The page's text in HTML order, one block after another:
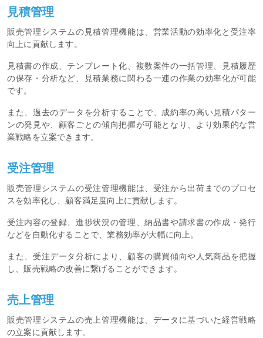
見積管理
販売管理システムの見積管理機能は、営業活動の効率化と受注率
向上に貢献します。
見積書の作成、テンプレート化、複数案件の一括管理、見積履歴
の保存・分析など、見積業務に関わる一連の作業の効率化が可能
です。
また、過去のデータを分析することで、成約率の高い見積パター
ンの発見や、顧客ごとの傾向把握が可能となり、より効果的な営
業戦略を立案できます。
受注管理
販売管理システムの受注管理機能は、受注から出荷までのプロセ
スを効率化し、顧客満足度向上に貢献します。
受注内容の登録、進捗状況の管理、納品書や請求書の作成・発行
などを自動化することで、業務効率が大幅に向上。
また、受注データ分析により、顧客の購買傾向や人気商品を把握
し、販売戦略の改善に繋げることができます。
売上管理
販売管理システムの売上管理機能は、データに基づいた経営戦略
の立案に貢献します。